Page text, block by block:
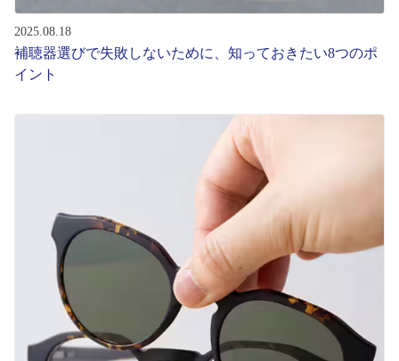
ブログ
アフターサービス
会社情報
会社概要
2025.08.18
補聴器選びで失敗しないために、知っておきたい8つのポ
イント